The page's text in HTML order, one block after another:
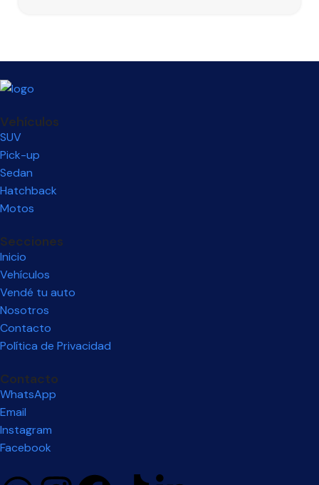
Vehículos
SUV
Pick-up
Sedan
Hatchback
Motos
Secciones
Inicio
Vehículos
Vendé tu auto
Nosotros
Contacto
Política de Privacidad
Contacto
WhatsApp
Email
Instagram
Facebook